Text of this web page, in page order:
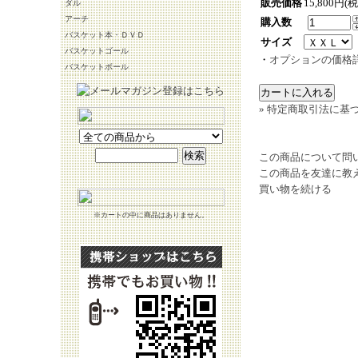
ダル
アーチ
バスケット本・ＤＶＤ
バスケットゴール
バスケットボール
※カートの中に商品はありません。
販売価格 15,800円(
購入数
サイズ
・ オプションの価格
» 特定商取引法に基
この商品について問
この商品を友達に教
買い物を続ける